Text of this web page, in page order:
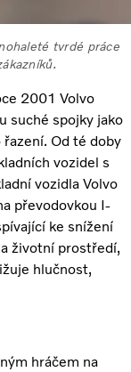
tvrdé práce
2001 Volvo
suché spojky jako
Od té doby
vozidel s
vozidla Volvo
převodovkou I-
ke snížení
životní prostředí,
hlučnost,
hráčem na